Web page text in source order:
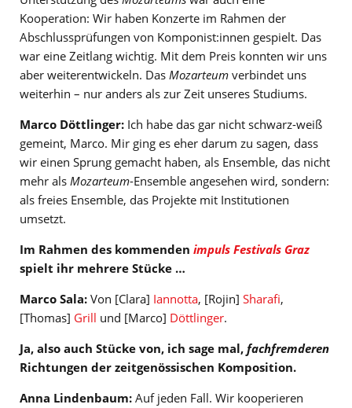
Kooperation: Wir haben Konzerte im Rahmen der
Abschlussprüfungen von Komponist:innen gespielt. Das
war eine Zeitlang wichtig. Mit dem Preis konnten wir uns
aber weiterentwickeln. Das Mozarteum verbindet uns
weiterhin – nur anders als zur Zeit unseres Studiums.
Marco Döttlinger: Ich habe das gar nicht schwarz-weiß
gemeint, Marco. Mir ging es eher darum zu sagen, dass
wir einen Sprung gemacht haben, als Ensemble, das nicht
mehr als Mozarteum-Ensemble angesehen wird, sondern:
als freies Ensemble, das Projekte mit Institutionen
umsetzt.
Im Rahmen des kommenden impuls Festivals Graz
spielt ihr mehrere Stücke …
Marco Sala: Von [Clara] Iannotta, [Rojin] Sharafi,
[Thomas] Grill und [Marco] Döttlinger.
Ja, also auch Stücke von, ich sage mal, fachfremderen
Richtungen der zeitgenössischen Komposition.
Anna Lindenbaum: Auf jeden Fall. Wir kooperieren